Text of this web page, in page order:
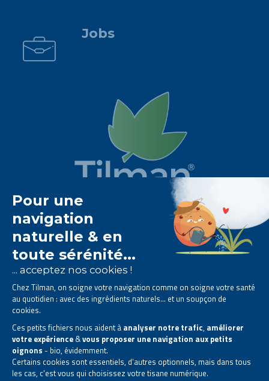
Jobs
Het Tilman laboratorium is
gespecialiseerd in
fytotherapie
Het biedt unatuurlijke oplossingen op basis van
planten
Producten ontworpen om uw dagelijks leven te
verbeteren.
Alle rechten voorbehouden. © 2026 Tilman
Privacyverklaring
Algemene informatie Bedrijfscontactgegevens |
Deze site is gecreëerd en wordt beheerd in overeenstemming met de Belgische
wetgeving.